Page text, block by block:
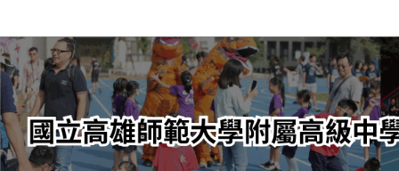
轉
至
主
內
容